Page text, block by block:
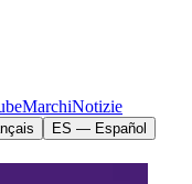
MarchiNotizie
ES — Español